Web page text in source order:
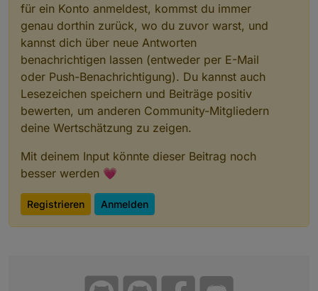
für ein Konto anmeldest, kommst du immer
genau dorthin zurück, wo du zuvor warst, und
kannst dich über neue Antworten
benachrichtigen lassen (entweder per E-Mail
oder Push-Benachrichtigung). Du kannst auch
Lesezeichen speichern und Beiträge positiv
bewerten, um anderen Community-Mitgliedern
deine Wertschätzung zu zeigen.
Mit deinem Input könnte dieser Beitrag noch
besser werden 💗
Registrieren Anmelden